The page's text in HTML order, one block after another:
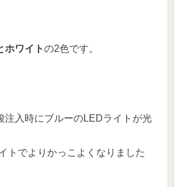
ホワイトの2色です。
注入時にブルーのLEDライトが光
トでよりかっこよくなりました